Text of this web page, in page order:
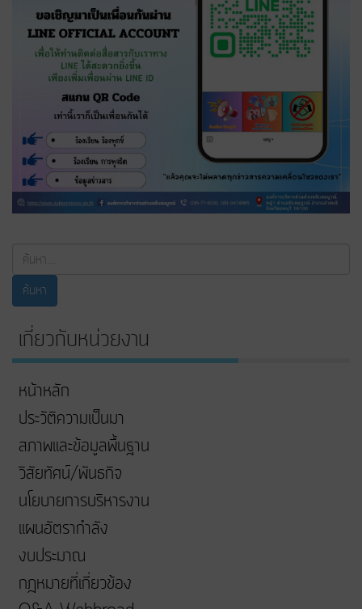
ค้นหา...
ค้นหา
เกี่ยวกับหน่วยงาน
หน้าหลัก
ประวัติความเป็นมา
สภาพและข้อมูลพื้นฐาน
วิสัยทัศน์/พันธกิจ
นโยบายการบริหารงาน
แผนอัตรากำลัง
งบประมาณ
กฎหมายที่เกี่ยวข้อง